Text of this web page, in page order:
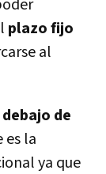
plazo fijo
al
de
es la
ya que